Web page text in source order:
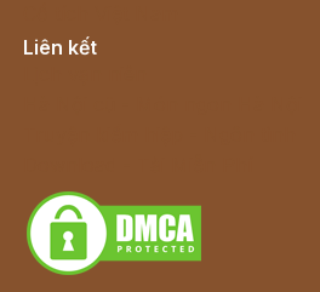
Liên kết